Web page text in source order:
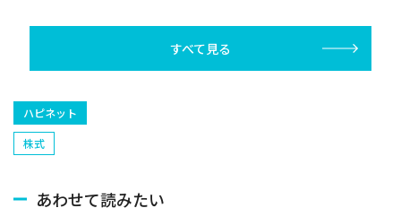
すべて見る
ハピネット
株式
あわせて読みたい